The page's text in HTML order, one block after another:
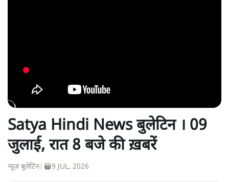
Satya Hindi News बुलेटिन । 09
जुलाई, रात 8 बजे की ख़बरें
न्यूज़ बुलेटिन 9 JUL, 2026